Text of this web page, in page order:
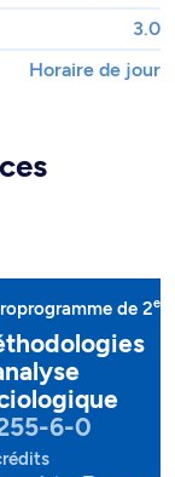
3.0
Horaire de jour
de 2e
6-0